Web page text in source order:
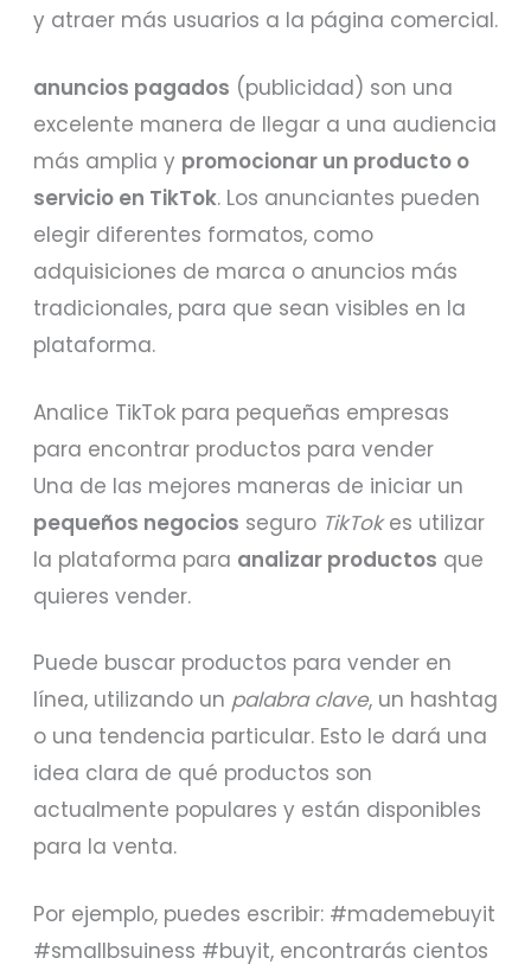
y atraer más usuarios a la página comercial.
anuncios pagados (publicidad) son una
excelente manera de llegar a una audiencia
más amplia y promocionar un producto o
servicio en TikTok. Los anunciantes pueden
elegir diferentes formatos, como
adquisiciones de marca o anuncios más
tradicionales, para que sean visibles en la
plataforma.
Analice TikTok para pequeñas empresas
para encontrar productos para vender
Una de las mejores maneras de iniciar un
pequeños negocios seguro TikTokes utilizar
la plataforma para analizar productos que
quieres vender.
Puede buscar productos para vender en
línea, utilizando un palabra clave, un hashtag
o una tendencia particular. Esto le dará una
idea clara de qué productos son
actualmente populares y están disponibles
para la venta.
Por ejemplo, puedes escribir: #mademebuyit
#smallbsuiness #buyit, encontrarás cientos